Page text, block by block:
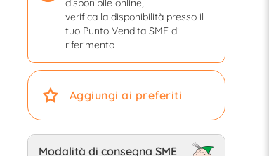
disponibile online,
verifica la disponibilità presso il
tuo Punto Vendita SME di
riferimento
Aggiungi ai preferiti
Modalità di consegna SME